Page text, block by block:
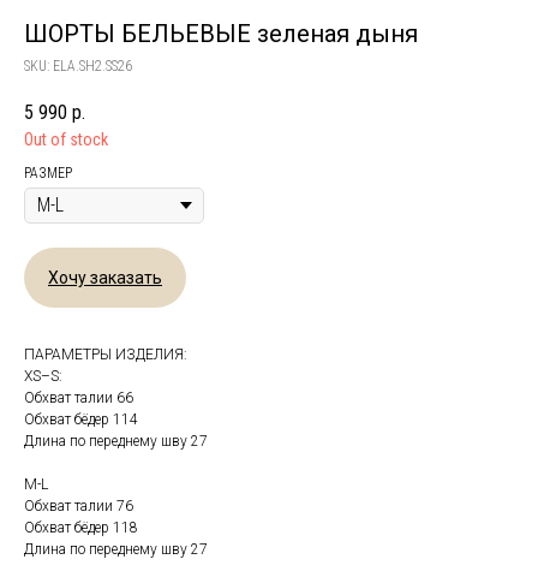
ШОРТЫ БЕЛЬЕВЫЕ зеленая дыня
SKU: ELA.SH2.SS26
5 990 р.
Out of stock
РАЗМЕР
Хочу заказать
ПАРАМЕТРЫ ИЗДЕЛИЯ:
XS–S:
Обхват талии 66
Обхват бёдер 114
Длина по переднему шву 27
M-L
Обхват талии 76
Обхват бёдер 118
Длина по переднему шву 27